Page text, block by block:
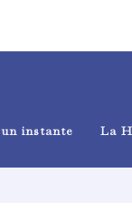
instante La